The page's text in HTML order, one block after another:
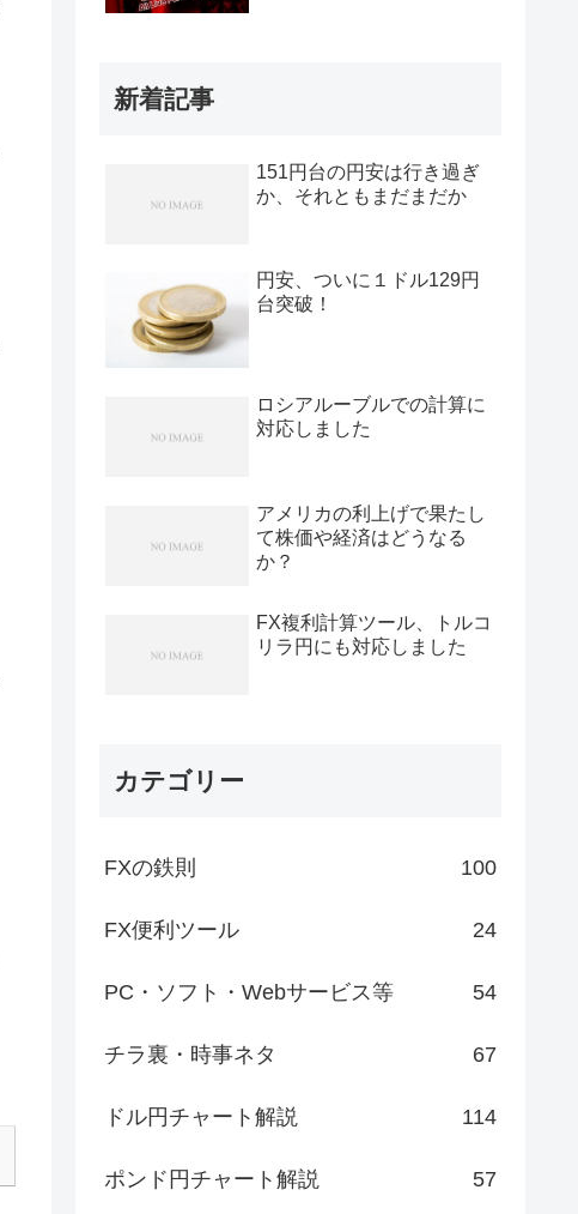
新着記事
151円台の円安は行き過ぎ
か、それともまだまだか
円安、ついに１ドル129円
台突破！
ロシアルーブルでの計算に
対応しました
アメリカの利上げで果たし
て株価や経済はどうなる
か？
FX複利計算ツール、トルコ
リラ円にも対応しました
カテゴリー
FXの鉄則 100
FX便利ツール 24
PC・ソフト・Webサービス等 54
チラ裏・時事ネタ 67
ドル円チャート解説 114
ポンド円チャート解説 57